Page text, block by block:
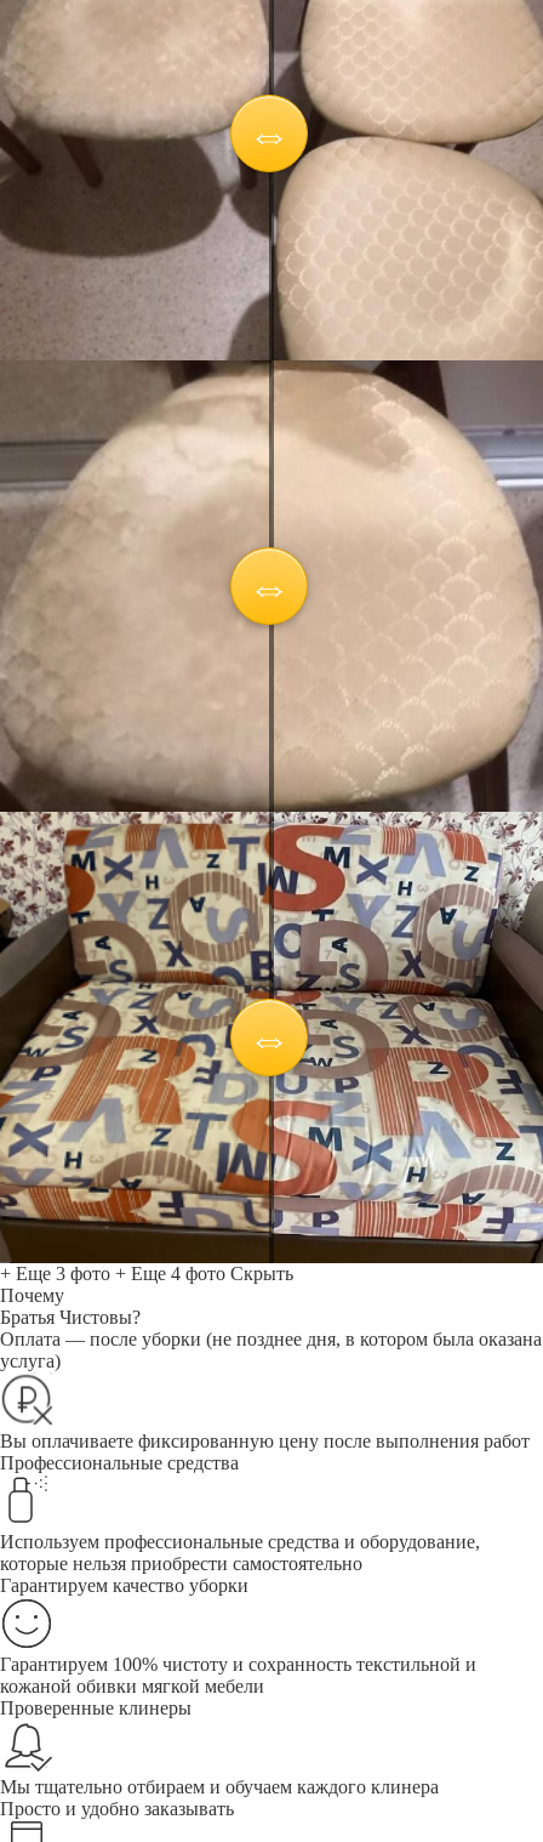
+ Еще 3 фото + Еще 4 фото Скрыть
Почему
Братья Чистовы?
Оплата — после уборки (не позднее дня, в котором была оказана
услуга)
Вы оплачиваете фиксированную цену после выполнения работ
Профессиональные средства
Используем профессиональные средства и оборудование,
которые нельзя приобрести самостоятельно
Гарантируем качество уборки
Гарантируем 100% чистоту и сохранность текстильной и
кожаной обивки мягкой мебели
Проверенные клинеры
Мы тщательно отбираем и обучаем каждого клинера
Просто и удобно заказывать